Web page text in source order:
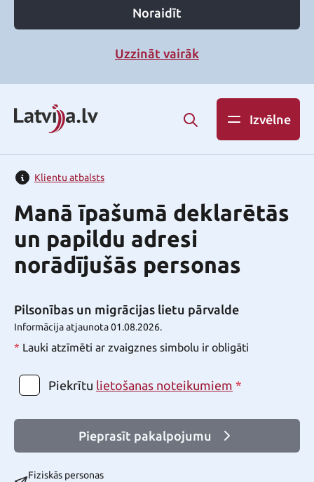
Noraidīt
Uzzināt vairāk
Izvēlne
Klientu atbalsts
Manā īpašumā deklarētās
un papildu adresi
norādījušās personas
Pilsonības un migrācijas lietu pārvalde
Informācija atjaunota 01.08.2026.
* Lauki atzīmēti ar zvaigznes simbolu ir obligāti
Piekrītu lietošanas noteikumiem *
Pieprasīt pakalpojumu
Fiziskās personas